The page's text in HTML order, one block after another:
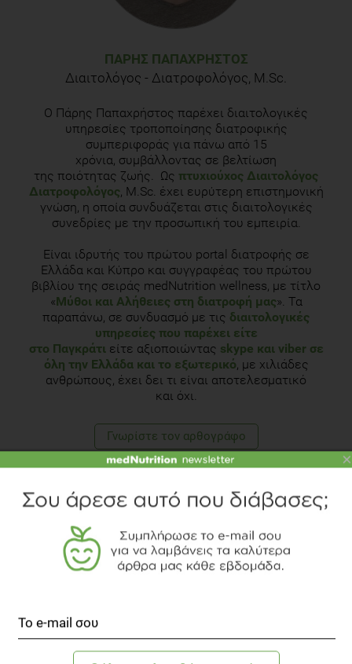
ΠΆΡΗΣ ΠΑΠΑΧΡΉΣΤΟΣ
Διαιτολόγος - Διατροφολόγος, M.Sc.
Ο Πάρης Παπαχρήστος παρέχει διαιτολογικές
υπηρεσίες τροποποίησης διατροφικής
συμπεριφοράς για πάνω από 15
χρόνια, συμβάλλοντας σε βελτίωση
της ποιότητας ζωής. Ως πτυχιούχος Διαιτολόγος
Διατροφολόγος, M.Sc. έχει ευρύτερη επιστημονική
γνώση, η οποία συνδυάζεται στις διαιτολογικές
συνεδρίες με την προσωπική του εμπειρία.
Είναι ιδρυτής του πρώτου portal διατροφής σε
Ελλάδα και Κύπρο και συγγραφέας του πρώτου
βιβλίου της σειράς medNutrition wellness, με τίτλο
«Μύθοι και Αλήθειες στη διατροφή μας». Τα
παραπάνω, σε συνδυασμό με τις διαιτολογικές
υπηρεσίες που παρέχει είτε
στο Παγκράτι είτε αξιοποιώντας skype και viber σε
όλη την Ελλάδα και το εξωτερικό , με χιλιάδες
ανθρώπους, έχει δει τι είναι αποτελεσματικό
και όχι.
Γνωρίστε τoν αρθογράφο
TOPICS
ΔΙΑΒΑΣΤΕ ΑΚΟΜΗ
×